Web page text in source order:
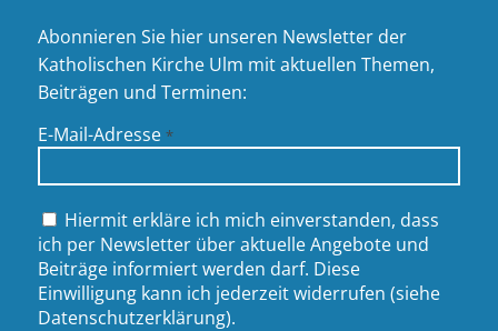
Abonnieren Sie hier unseren Newsletter der
Katholischen Kirche Ulm mit aktuellen Themen,
Beiträgen und Terminen:
E-Mail-Adresse *
Hiermit erkläre ich mich einverstanden, dass
ich per Newsletter über aktuelle Angebote und
Beiträge informiert werden darf. Diese
Einwilligung kann ich jederzeit widerrufen (siehe
Datenschutzerklärung).